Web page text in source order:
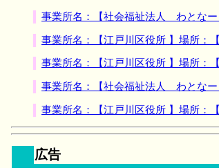
事業所名：【社会福祉法人 わとな
事業所名：【江戸川区役所 】場所：
事業所名：【江戸川区役所 】場所：
事業所名：【社会福祉法人 わとな
事業所名：【江戸川区役所 】場所：
広告